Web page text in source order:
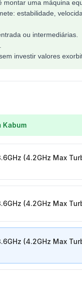
montar uma máquina
estabilidade,
ou intermediárias.
investir valores
AMD Ryzen 5
Kabum
(4.2GHz Max
(4.2GHz Max
(4.2GHz Max